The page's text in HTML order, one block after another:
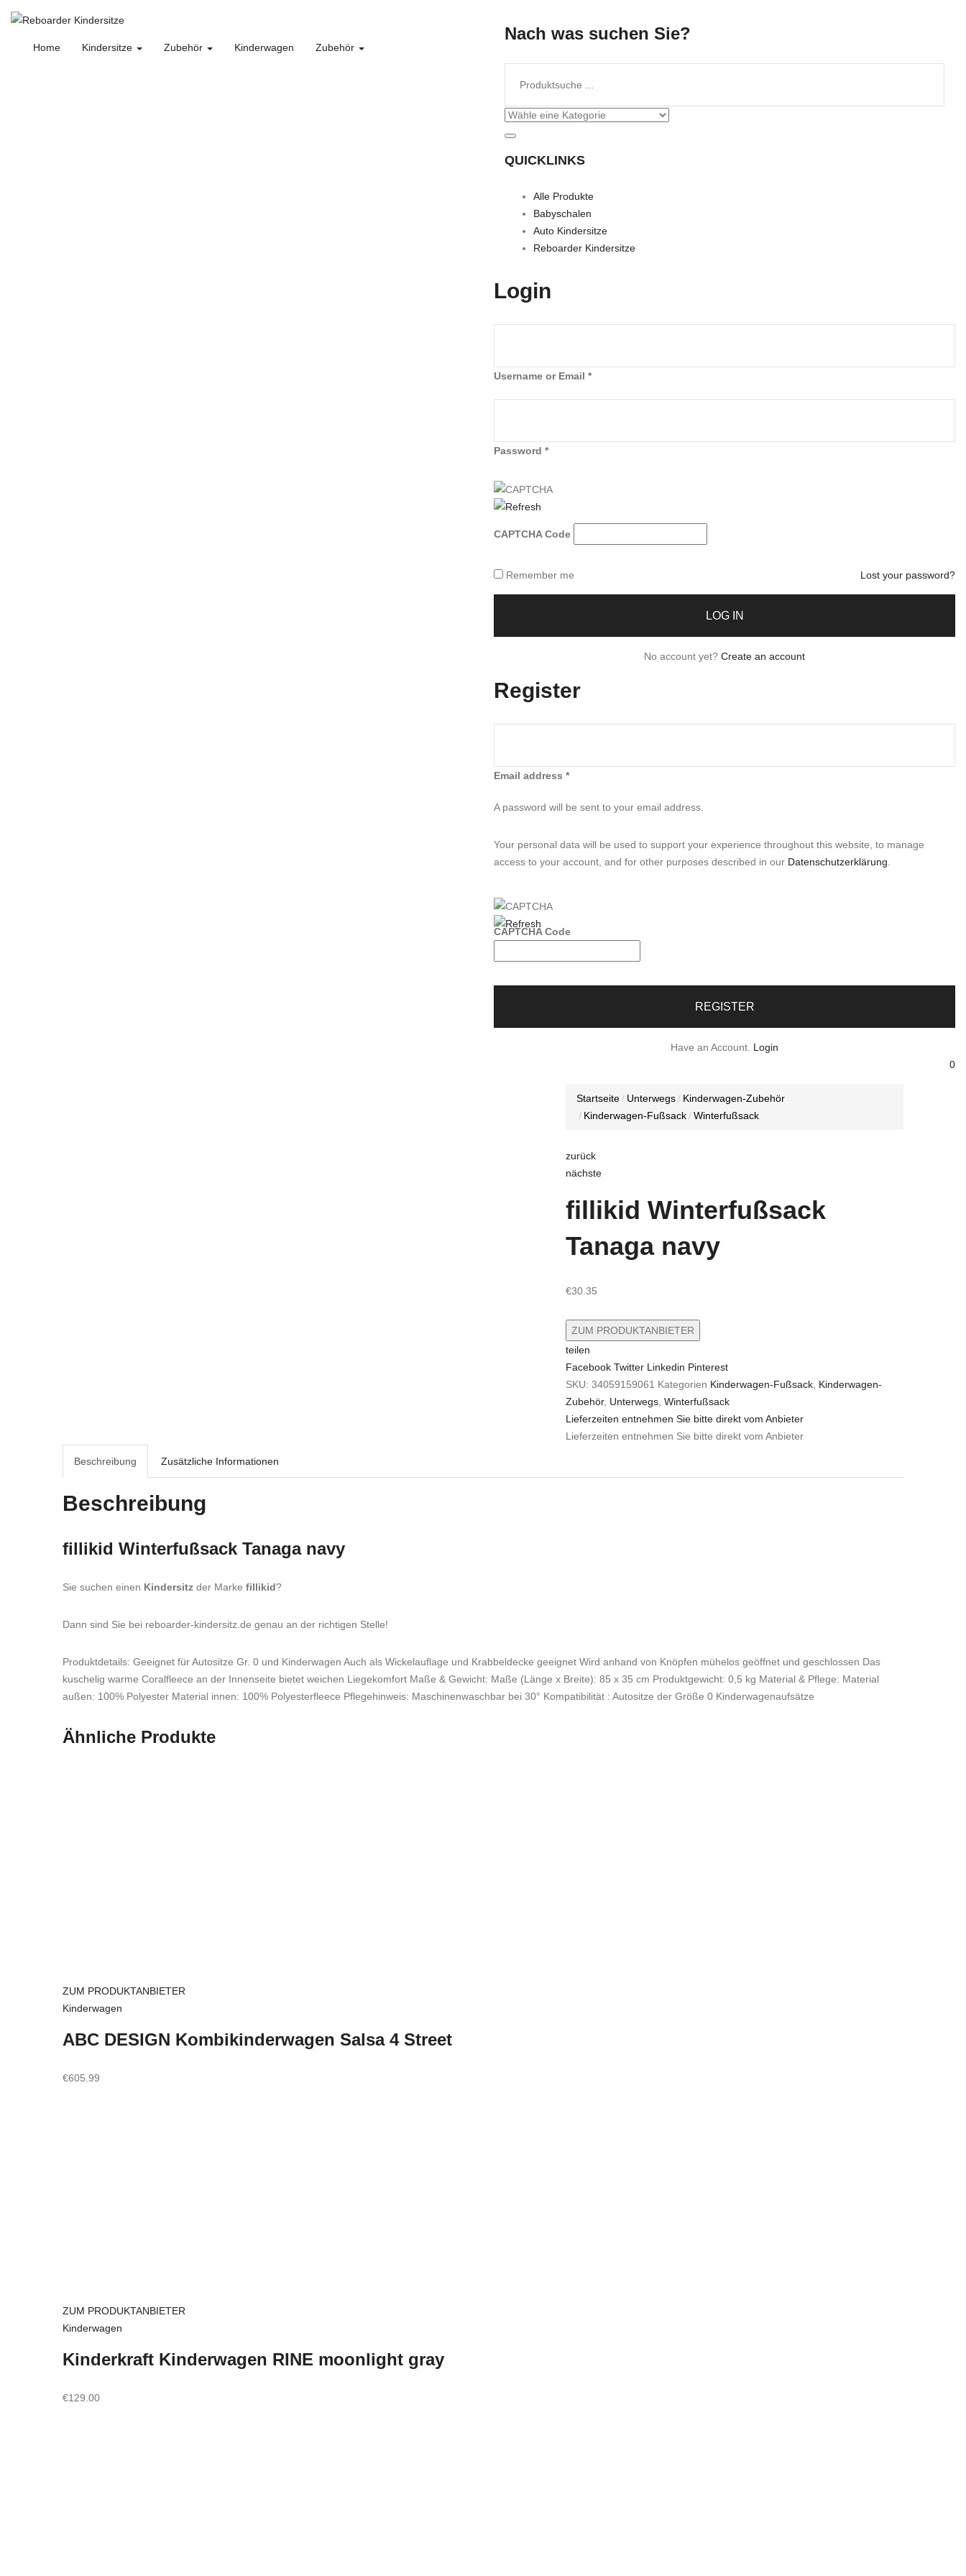
Home Kindersitze Zubehör Kinderwagen Zubehör
Nach was suchen Sie?
QUICKLINKS
Alle Produkte
Babyschalen
Auto Kindersitze
Reboarder Kindersitze
Login
Username or Email *
Password *
CAPTCHA Code
Remember me Lost your password?
No account yet? Create an account
Register
Email address *
A password will be sent to your email address.
Your personal data will be used to support your experience throughout this website, to manage
access to your account, and for other purposes described in our Datenschutzerklärung
CAPTCHA Code
REGISTER
Have an Account. Login
0
Startseite Unterwegs
Kinderwagen-Zubehör
Kinderwagen-Fußsack
Winterfußsack
zurück
nächste
fillikid Winterfußsack
Tanaga navy
€30.35
ZUM PRODUKTANBIETER
teilen
Facebook Twitter Linkedin Pinterest
SKU: 34059159061 Kategorien Kinderwagen-Fußsack, Kinderwagen-
Zubehör, Unterwegs, Winterfußsack
Lieferzeiten entnehmen Sie bitte direkt vom Anbieter
Lieferzeiten entnehmen Sie bitte direkt vom Anbieter
Beschreibung Zusätzliche Informationen
Beschreibung
fillikid Winterfußsack Tanaga navy
Sie suchen einen Kindersitz der Marke fillikid?
Dann sind Sie bei reboarder-kindersitz.de genau an der richtigen Stelle!
Produktdetails: Geeignet für Autositze Gr. 0 und Kinderwagen Auch als Wickelauflage und Krabbeldecke geeignet Wird anhand von Knöpfen mühelos geöffnet und geschlossen Das
kuschelig warme Coralfleece an der Innenseite bietet weichen Liegekomfort Maße & Gewicht: Maße (Länge x Breite): 85 x 35 cm Produktgewicht: 0,5 kg Material & Pflege: Material
außen: 100% Polyester Material innen: 100% Polyesterfleece Pflegehinweis: Maschinenwaschbar bei 30° Kompatibilität : Autositze der Größe 0 Kinderwagenaufsätze
Ähnliche Produkte
ZUM PRODUKTANBIETER
Kinderwagen
ABC DESIGN Kombikinderwagen Salsa 4 Street
€605.99
ZUM PRODUKTANBIETER
Kinderwagen
Kinderkraft Kinderwagen RINE moonlight gray
€129.00